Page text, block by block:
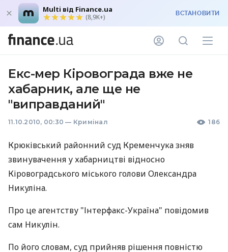
Multi від Finance.ua
(8,9K+) ВСТАНОВИТИ
Екс-мер Кіровограда вже не
хабарник, але ще не
"виправданий"
11.10.2010, 00:30 — Кримінал 186
Крюківський районний суд Кременчука зняв
звинувачення у хабарництві відносно
Кіровоградського міського голови Олександра
Никуліна.
Про це агентству "Інтерфакс-Україна" повідомив
сам Никулін.
По його словам, суд прийняв рішення повністю